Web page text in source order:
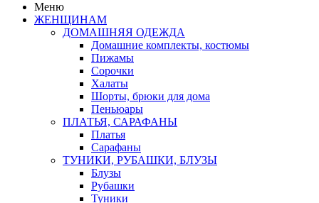
Меню
ЖЕНЩИНАМ
ДОМАШНЯЯ ОДЕЖДА
Домашние комплекты, костюмы
Пижамы
Сорочки
Халаты
Шорты, брюки для дома
Пеньюары
ПЛАТЬЯ, САРАФАНЫ
Платья
Сарафаны
ТУНИКИ, РУБАШКИ, БЛУЗЫ
Блузы
Рубашки
Туники